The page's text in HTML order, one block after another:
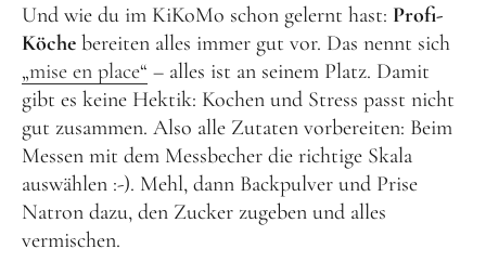
Und wie du im KiKoMo schon gelernt hast: Profi-
Köche bereiten alles immer gut vor. Das nennt sich
„mise en place“ – alles ist an seinem Platz. Damit
gibt es keine Hektik: Kochen und Stress passt nicht
gut zusammen. Also alle Zutaten vorbereiten: Beim
Messen mit dem Messbecher die richtige Skala
auswählen :-). Mehl, dann Backpulver und Prise
Natron dazu, den Zucker zugeben und alles
vermischen.